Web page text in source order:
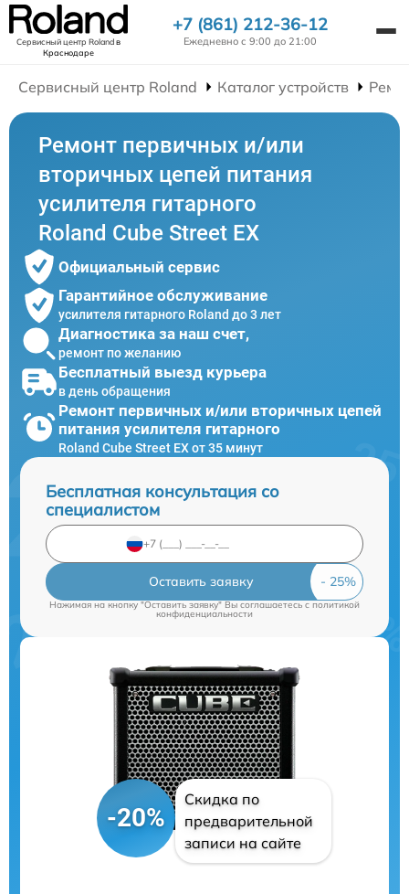
Сервисный центр Rolandв
Краснодаре
+7 (861) 212-36-12
Ежедневно с 9:00 до 21:00
Сервисный центр Roland Каталог устройств
Ремонт первичных и/или
вторичных цепей питания
усилителя гитарного
Roland Cube Street EX
Официальный сервис
Гарантийное обслуживание
усилителя гитарного Roland до 3 лет
Диагностика за наш счет,
ремонт по желанию
Бесплатный выезд курьера
в день обращения
Ремонт первичных и/или вторичных цепей
питания усилителя гитарного
Roland Cube Street EX от 35 минут
Бесплатная консультация со
специалистом
Оставить заявку
Нажимая на кнопку "Оставить заявку" Вы соглашаетесь cполитикой
конфиденциальности
-20%
Скидка по
предварительной
записи на сайте